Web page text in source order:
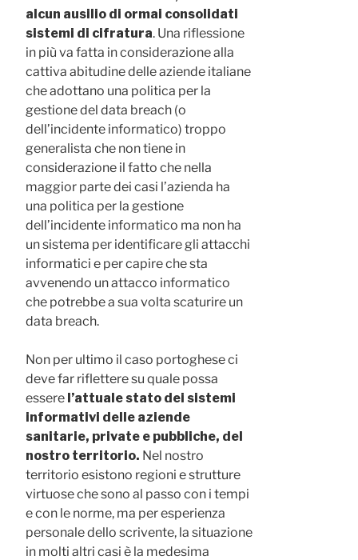
alcun ausilio di ormai consolidati
sistemi di cifratura. Una riflessione
in più va fatta in considerazione alla
cattiva abitudine delle aziende italiane
che adottano una politica per la
gestione del data breach (o
dell’incidente informatico) troppo
generalista che non tiene in
considerazione il fatto che nella
maggior parte dei casi l’azienda ha
una politica per la gestione
dell’incidente informatico ma non ha
un sistema per identificare gli attacchi
informatici e per capire che sta
avvenendo un attacco informatico
che potrebbe a sua volta scaturire un
data breach.
Non per ultimo il caso portoghese ci
deve far riflettere su quale possa
essere l’attuale stato dei sistemi
informativi delle aziende
sanitarie, private e pubbliche, del
nostro territorio. Nel nostro
territorio esistono regioni e strutture
virtuose che sono al passo con i tempi
e con le norme, ma per esperienza
personale dello scrivente, la situazione
in molti altri casi è la medesima